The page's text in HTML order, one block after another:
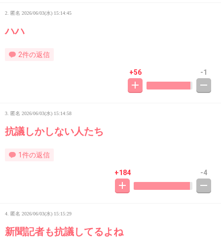
2. 匿名 2026/06/03(水) 15:14:45
ハハ
2件の返信
+56 -1
3. 匿名 2026/06/03(水) 15:14:58
抗議しかしない人たち
1件の返信
+184 -4
4. 匿名 2026/06/03(水) 15:15:29
新聞記者も抗議してるよね